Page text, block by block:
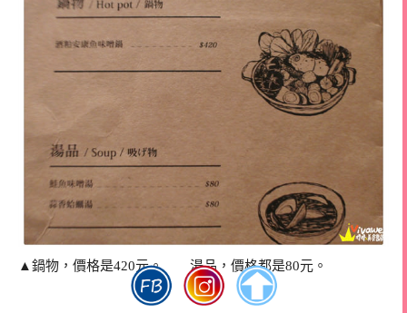
▲鍋物，價格是420元。 湯品，價格都是80元。